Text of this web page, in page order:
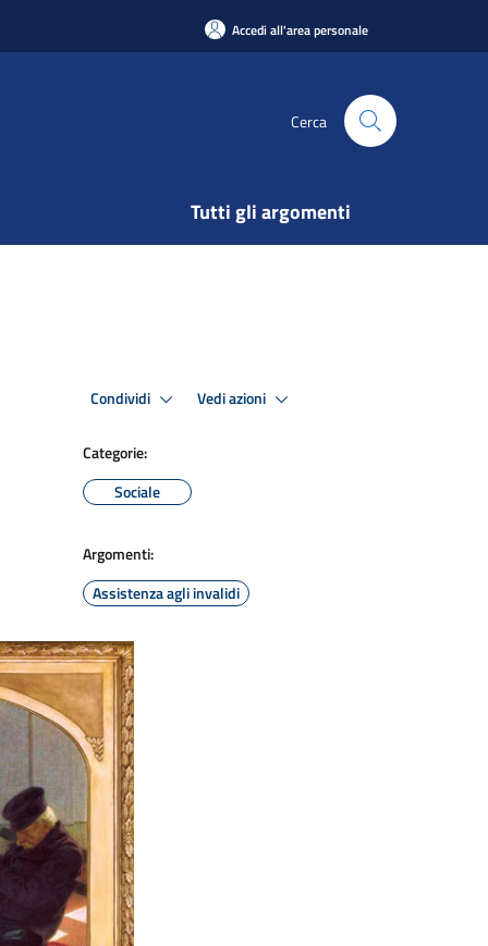
Accedi all'area personale
Cerca
Tutti gli argomenti
Condividi Vedi azioni
Categorie:
Sociale
Argomenti:
Assistenza agli invalidi